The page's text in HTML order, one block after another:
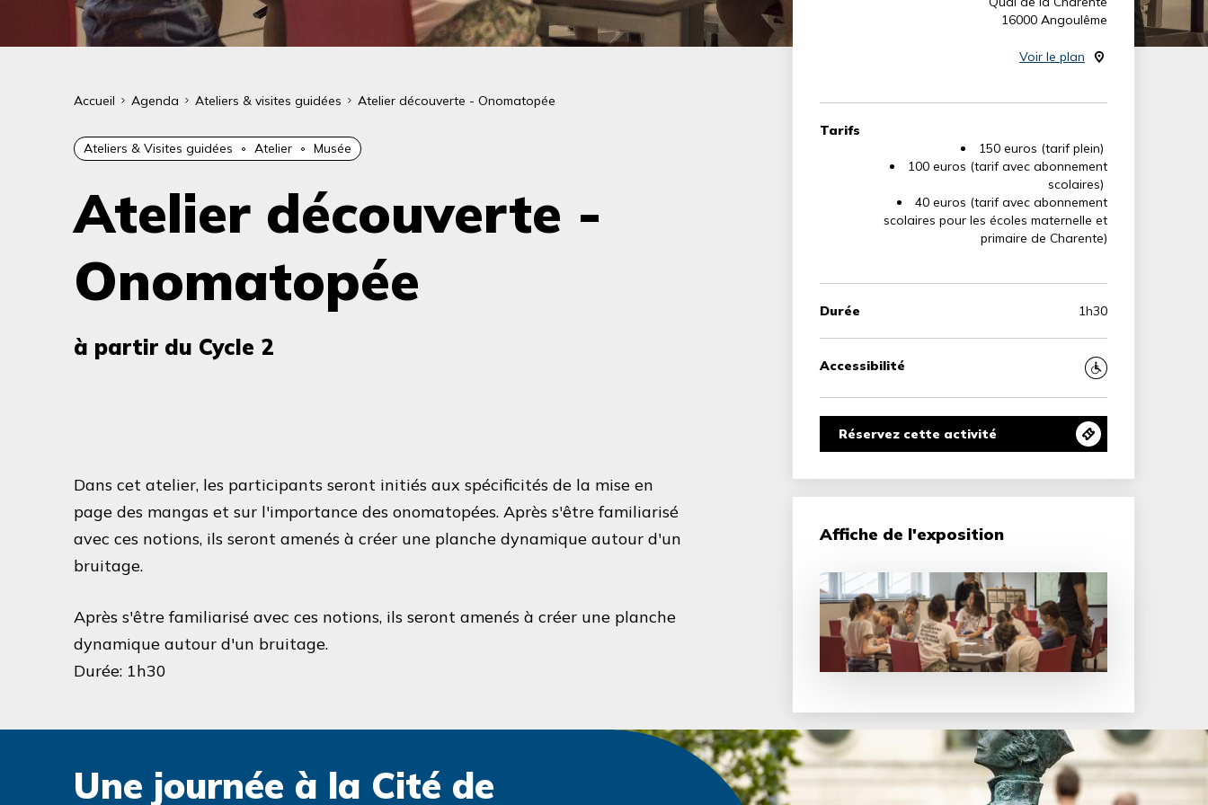
Fil
d'Ariane
Accueil Agenda Ateliers & visites guidées Atelier découverte - Onomatopée
Ateliers & Visites guidées Atelier Musée
Atelier découverte -
Onomatopée
à partir du Cycle 2
Dans cet atelier, les participants seront initiés aux spécificités de la mise en
page des mangas et sur l'importance des onomatopées. Après s'être familiarisé
avec ces notions, ils seront amenés à créer une planche dynamique autour d'un
bruitage.
Après s'être familiarisé avec ces notions, ils seront amenés à créer une planche
dynamique autour d'un bruitage.
Durée: 1h30
Une journée à la Cité de
16000 Angoulême
Voir le plan
Tarifs
150 euros (tarif plein)
100 euros (tarif avec abonnement
scolaires)
40 euros (tarif avec abonnement
scolaires pour les écoles maternelle et
primaire de Charente)
Durée 1h30
Accessibilité
Réservez cette activité
Affiche de l'exposition